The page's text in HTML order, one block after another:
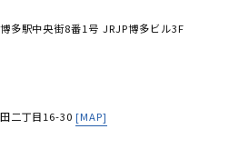
多駅中央街8番1号 JRJP博多ビル3F
二丁目16-30 [MAP]